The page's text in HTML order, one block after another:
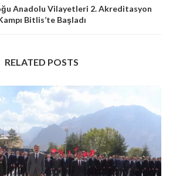
Anadolu Vilayetleri 2. Akreditasyon
Bitlis’te Başladı
RELATED POSTS